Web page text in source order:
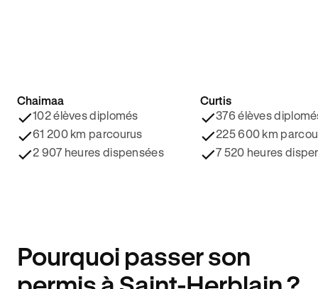
4.8/5 ⭐️
Chaimaa
102 élèves diplomés
61 200 km parcourus
2 907 heures dispensées
4.9/5 ⭐️
Curtis
376 élèves
225 600 km
7 520 heures
Pourquoi passer son